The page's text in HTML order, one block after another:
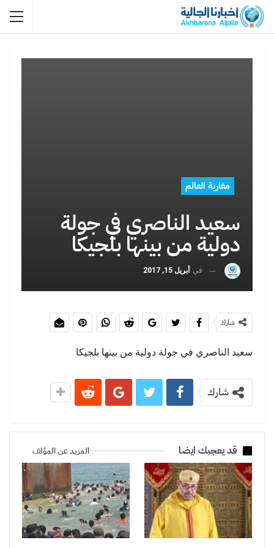
مغاربة العالم
سعيد الناصري في جولة
دولية من بينها بلجيكا
في أبريل 15, 2017
شارك
سعيد الناصري في جولة دولية من بينها بلجيكا
شارك
قد يعجبك ايضا المزيد عن المؤلف